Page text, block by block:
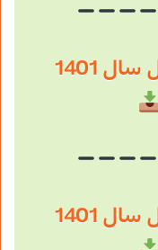
دانلود نمونه سوال سال 1401
دانلود نمونه سوال سال 1401